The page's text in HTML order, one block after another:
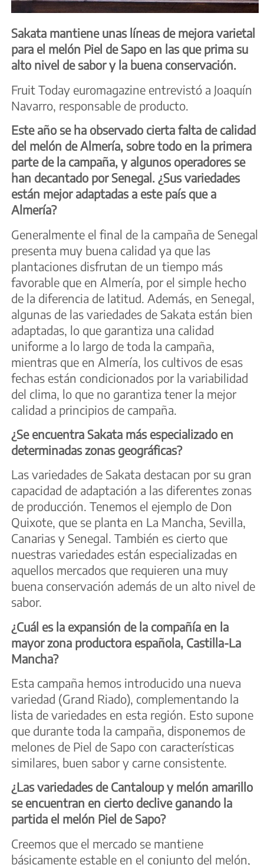
Sakata mantiene unas líneas de mejora varietal
para el melón Piel de Sapo en las que prima su
alto nivel de sabor y la buena conservación.
Fruit Today euromagazine entrevistó a Joaquín
Navarro, responsable de producto.
Este año se ha observado cierta falta de calidad
del melón de Almería, sobre todo en la primera
parte de la campaña, y algunos operadores se
han decantado por Senegal. ¿Sus variedades
están mejor adaptadas a este país que a
Almería?
Generalmente el final de la campaña de Senegal
presenta muy buena calidad ya que las
plantaciones disfrutan de un tiempo más
favorable que en Almería, por el simple hecho
de la diferencia de latitud. Además, en Senegal,
algunas de las variedades de Sakata están bien
adaptadas, lo que garantiza una calidad
uniforme a lo largo de toda la campaña,
mientras que en Almería, los cultivos de esas
fechas están condicionados por la variabilidad
del clima, lo que no garantiza tener la mejor
calidad a principios de campaña.
¿Se encuentra Sakata más especializado en
determinadas zonas geográficas?
Las variedades de Sakata destacan por su gran
capacidad de adaptación a las diferentes zonas
de producción. Tenemos el ejemplo de Don
Quixote, que se planta en La Mancha, Sevilla,
Canarias y Senegal. También es cierto que
nuestras variedades están especializadas en
aquellos mercados que requieren una muy
buena conservación además de un alto nivel de
sabor.
¿Cuál es la expansión de la compañía en la
mayor zona productora española, Castilla-La
Mancha?
Esta campaña hemos introducido una nueva
variedad (Grand Riado), complementando la
lista de variedades en esta región. Esto supone
que durante toda la campaña, disponemos de
melones de Piel de Sapo con características
similares, buen sabor y carne consistente.
¿Las variedades de Cantaloup y melón amarillo
se encuentran en cierto declive ganando la
partida el melón Piel de Sapo?
Creemos que el mercado se mantiene
básicamente estable en el conjunto del melón,